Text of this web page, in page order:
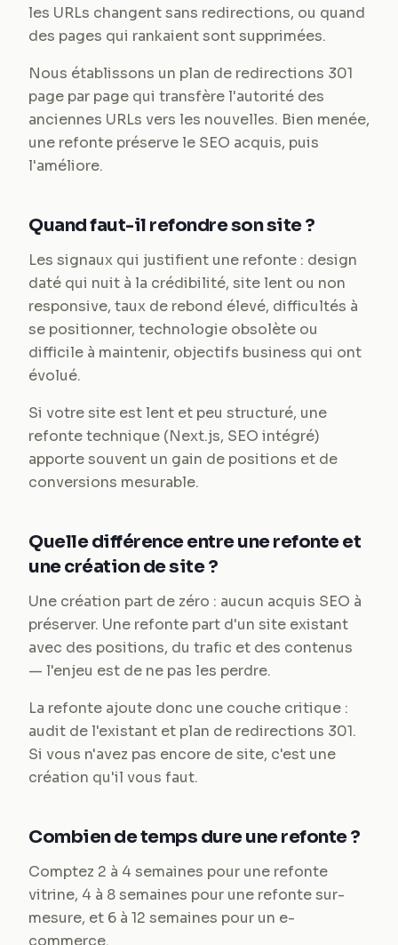
les URLs changent sans redirections, ou quand
des pages qui rankaient sont supprimées.
Nous établissons un plan de redirections 301
page par page qui transfère l'autorité des
anciennes URLs vers les nouvelles. Bien menée,
une refonte préserve le SEO acquis, puis
l'améliore.
Quand faut-il refondre son site ?
Les signaux qui justifient une refonte : design
daté qui nuit à la crédibilité, site lent ou non
responsive, taux de rebond élevé, difficultés à
se positionner, technologie obsolète ou
difficile à maintenir, objectifs business qui ont
évolué.
Si votre site est lent et peu structuré, une
refonte technique (Next.js, SEO intégré)
apporte souvent un gain de positions et de
conversions mesurable.
Quelle différence entre une refonte et
une création de site ?
Une création part de zéro : aucun acquis SEO à
préserver. Une refonte part d'un site existant
avec des positions, du trafic et des contenus
— l'enjeu est de ne pas les perdre.
La refonte ajoute donc une couche critique :
audit de l'existant et plan de redirections 301.
Si vous n'avez pas encore de site, c'est une
création qu'il vous faut.
Combien de temps dure une refonte ?
Comptez 2 à 4 semaines pour une refonte
vitrine, 4 à 8 semaines pour une refonte sur-
mesure, et 6 à 12 semaines pour un e-
commerce.